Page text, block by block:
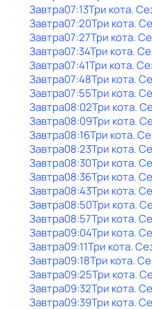
Завтра07:13Три кота.
Завтра07:20Три кота.
Завтра07:27Три кота.
Завтра07:34Три кота.
Завтра07:41Три кота.
Завтра07:48Три кота.
Завтра07:55Три кота.
Завтра08:02Три кота.
Завтра08:09Три кота.
Завтра08:16Три кота.
Завтра08:23Три кота.
Завтра08:30Три кота.
Завтра08:36Три кота.
Завтра08:43Три кота.
Завтра08:50Три кота.
Завтра08:57Три кота.
Завтра09:04Три кота.
Завтра09:11Три кота.
Завтра09:18Три кота.
Завтра09:25Три кота.
Завтра09:32Три кота.
Завтра09:39Три кота.